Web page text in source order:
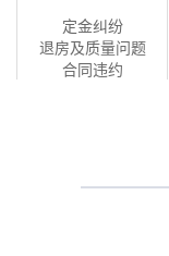
定金纠纷
退房及质量问题
合同违约